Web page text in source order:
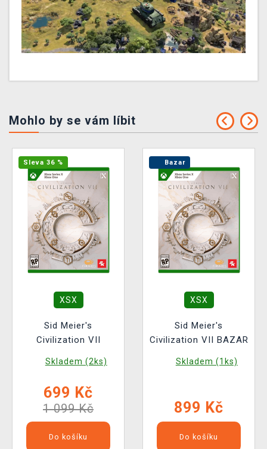
Mohlo by se vám líbit
Sleva 36 %
XSX
Sid Meier's
Civilization VII
Skladem (2ks)
699 Kč
1 099 Kč
Do košíku
Bazar
XSX
Sid Meier's
Civilization VII BAZAR
Skladem (1ks)
899 Kč
Do košíku